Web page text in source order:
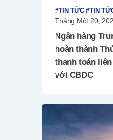
TIN TỨC TIN
Tháng Một 20,
Ngân hàng
hoàn thành
thanh toán
với CBDC